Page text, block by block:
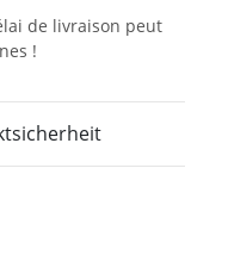
de livraison peut
!